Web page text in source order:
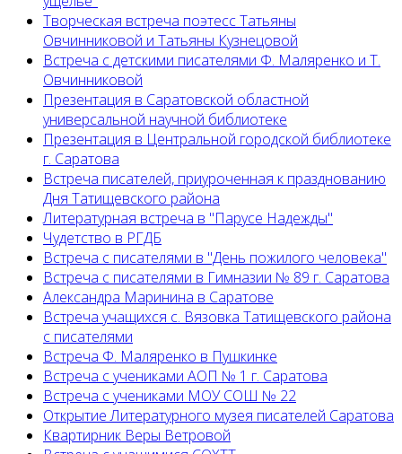
Творческая встреча поэтесс Татьяны
Овчинниковой и Татьяны Кузнецовой
Встреча с детскими писателями Ф. Маляренко и Т.
Овчинниковой
Презентация в Саратовской областной
универсальной научной библиотеке
Презентация в Центральной городской библиотеке
г. Саратова
Встреча писателей, приуроченная к празднованию
Дня Татищевского района
Литературная встреча в "Парусе Надежды"
Чудетство в РГДБ
Встреча с писателями в "День пожилого человека"
Встреча с писателями в Гимназии № 89 г. Саратова
Александра Маринина в Саратове
Встреча учащихся с. Вязовка Татищевского района
с писателями
Встреча Ф. Маляренко в Пушкинке
Встреча с учениками АОП № 1 г. Саратова
Встреча с учениками МОУ СОШ № 22
Открытие Литературного музея писателей Саратова
Квартирник Веры Ветровой